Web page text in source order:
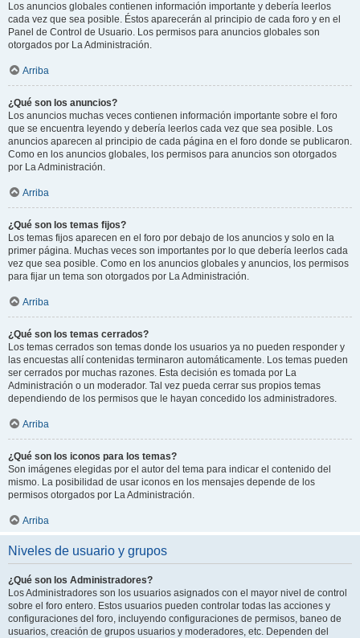
Los anuncios globales contienen información importante y debería leerlos
cada vez que sea posible. Éstos aparecerán al principio de cada foro y en el
Panel de Control de Usuario. Los permisos para anuncios globales son
otorgados por La Administración.
Arriba
¿Qué son los anuncios?
Los anuncios muchas veces contienen información importante sobre el foro
que se encuentra leyendo y debería leerlos cada vez que sea posible. Los
anuncios aparecen al principio de cada página en el foro donde se publicaron.
Como en los anuncios globales, los permisos para anuncios son otorgados
por La Administración.
Arriba
¿Qué son los temas fijos?
Los temas fijos aparecen en el foro por debajo de los anuncios y solo en la
primer página. Muchas veces son importantes por lo que debería leerlos cada
vez que sea posible. Como en los anuncios globales y anuncios, los permisos
para fijar un tema son otorgados por La Administración.
Arriba
¿Qué son los temas cerrados?
Los temas cerrados son temas donde los usuarios ya no pueden responder y
las encuestas allí contenidas terminaron automáticamente. Los temas pueden
ser cerrados por muchas razones. Esta decisión es tomada por La
Administración o un moderador. Tal vez pueda cerrar sus propios temas
dependiendo de los permisos que le hayan concedido los administradores.
Arriba
¿Qué son los iconos para los temas?
Son imágenes elegidas por el autor del tema para indicar el contenido del
mismo. La posibilidad de usar iconos en los mensajes depende de los
permisos otorgados por La Administración.
Arriba
Niveles de usuario y grupos
¿Qué son los Administradores?
Los Administradores son los usuarios asignados con el mayor nivel de control
sobre el foro entero. Estos usuarios pueden controlar todas las acciones y
configuraciones del foro, incluyendo configuraciones de permisos, baneo de
usuarios, creación de grupos usuarios y moderadores, etc. Dependen del